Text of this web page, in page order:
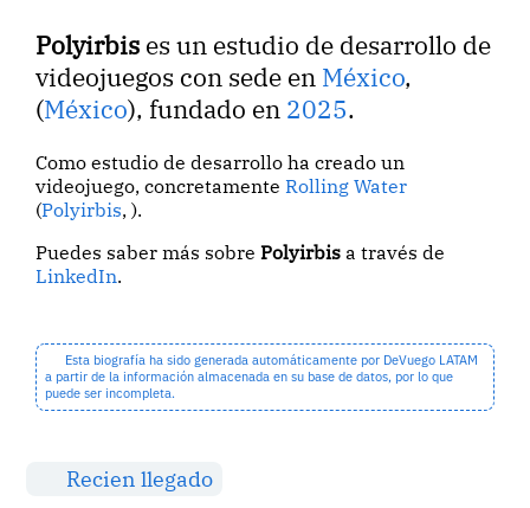
Polyirbis es un estudio de desarrollo de
videojuegos con sede en México,
(México), fundado en 2025.
Como estudio de desarrollo ha creado un
videojuego, concretamenteRolling Water
(Polyirbis, ).
Puedes saber más sobrePolyirbis a través de
LinkedIn.
Esta biografía ha sido generada automáticamente por DeVuego LATAM
a partir de la información almacenada en su base de datos, por lo que
puede ser incompleta.
Recien llegado